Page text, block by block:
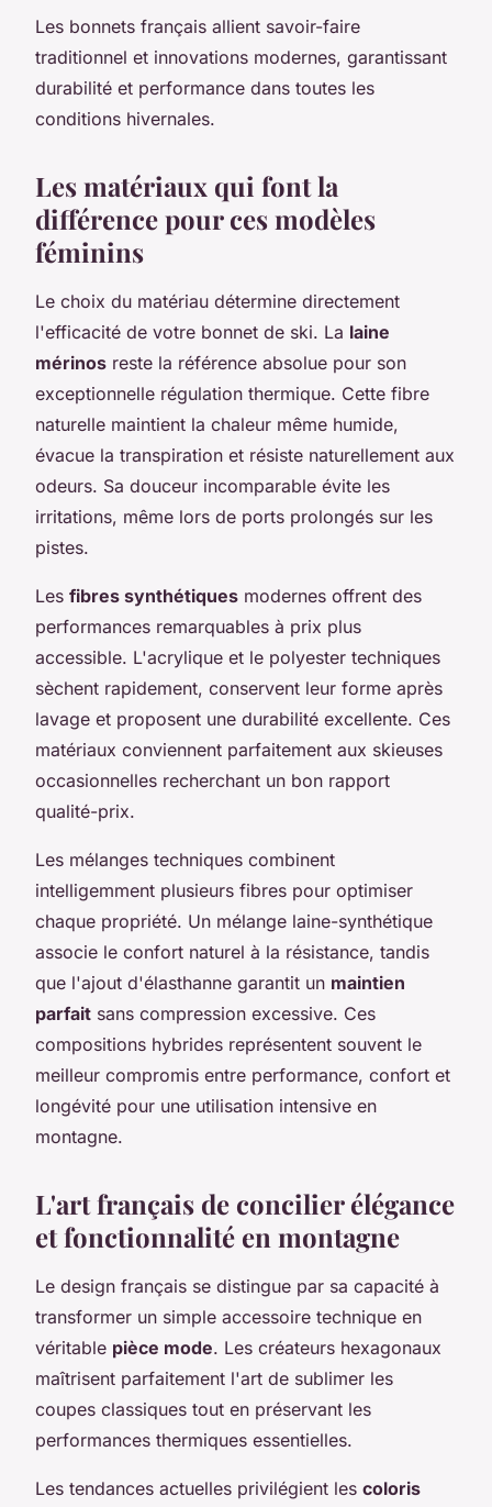
Les bonnets français allient savoir-faire
traditionnel et innovations modernes, garantissant
durabilité et performance dans toutes les
conditions hivernales.
Les matériaux qui font la
différence pour ces modèles
féminins
Le choix du matériau détermine directement
l'efficacité de votre bonnet de ski. La laine
mérinos reste la référence absolue pour son
exceptionnelle régulation thermique. Cette fibre
naturelle maintient la chaleur même humide,
évacue la transpiration et résiste naturellement aux
odeurs. Sa douceur incomparable évite les
irritations, même lors de ports prolongés sur les
pistes.
Les fibres synthétiques modernes offrent des
performances remarquables à prix plus
accessible. L'acrylique et le polyester techniques
sèchent rapidement, conservent leur forme après
lavage et proposent une durabilité excellente. Ces
matériaux conviennent parfaitement aux skieuses
occasionnelles recherchant un bon rapport
qualité-prix.
Les mélanges techniques combinent
intelligemment plusieurs fibres pour optimiser
chaque propriété. Un mélange laine-synthétique
associe le confort naturel à la résistance, tandis
que l'ajout d'élasthanne garantit un maintien
parfait sans compression excessive. Ces
compositions hybrides représentent souvent le
meilleur compromis entre performance, confort et
longévité pour une utilisation intensive en
montagne.
L'art français de concilier élégance
et fonctionnalité en montagne
Le design français se distingue par sa capacité à
transformer un simple accessoire technique en
véritable pièce mode. Les créateurs hexagonaux
maîtrisent parfaitement l'art de sublimer les
coupes classiques tout en préservant les
performances thermiques essentielles.
Les tendances actuelles privilégient les coloris